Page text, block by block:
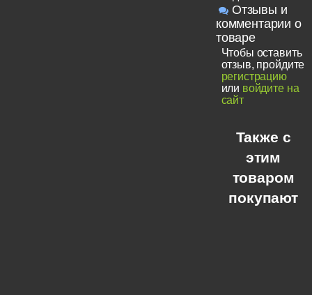
Отзывы и
комментарии о
товаре
Чтобы оставить
отзыв, пройдите
регистрацию
или войдите на
сайт
Также с
этим
товаром
покупают